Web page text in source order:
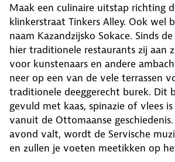
Maak een culinaire uitstap richting
klinkerstraat Tinkers Alley. Ook wel
naam Kazandzijsko Sokace. Sinds de
hier traditionele restaurants zij aan
voor kunstenaars en andere
neer op een van de vele terrassen
traditionele deeggerecht burek. Dit
gevuld met kaas, spinazie of vlees
vanuit de Ottomaanse
avond valt, wordt de Servische
en zullen je voeten meetikken op